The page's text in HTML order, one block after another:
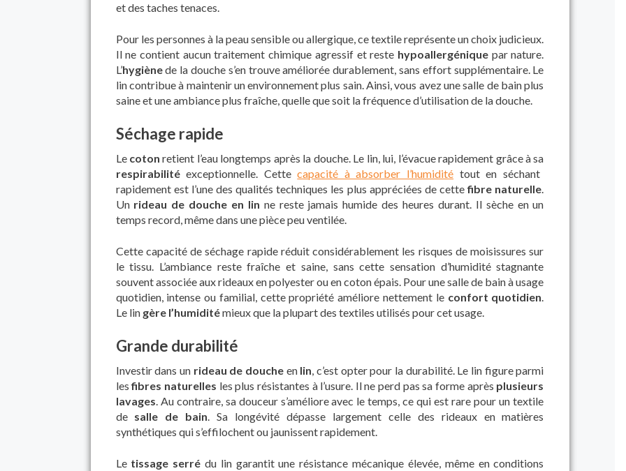
et des taches tenaces.
Pour les personnes à la peau sensible ou allergique, ce textile représente un choix judicieux.
Il ne contient aucun traitement chimique agressif et reste hypoallergénique par nature.
L’hygiènede la douche s’en trouve améliorée durablement, sans effort supplémentaire. Le
lin contribue à maintenir un environnement plus sain. Ainsi, vous avez une salle de bain plus
saine et une ambiance plus fraîche, quelle que soit la fréquence d’utilisation de la douche.
Séchage rapide
Le coton retient l’eau longtemps après la douche. Le lin, lui, l’évacue rapidement grâce à sa
respirabilitéexceptionnelle. Cette capacité à absorber l’humidité tout en séchant
rapidement est l’une des qualités techniques les plus appréciées de cettefibre naturelle.
Un rideau de douche en lin ne reste jamais humide des heures durant. Il sèche en un
temps record, même dans une pièce peu ventilée.
Cette capacité de séchage rapide réduit considérablement les risques de moisissures sur
le tissu. L’ambiance reste fraîche et saine, sans cette sensation d’humidité stagnante
souvent associée aux rideaux en polyester ou en coton épais. Pour une salle de bain à usage
quotidien, intense ou familial, cette propriété améliore nettement le confort quotidien.
Le lin gère l’humiditémieux que la plupart des textiles utilisés pour cet usage.
Grande durabilité
Investir dans un rideau de doucheen lin, c’est opter pour la durabilité. Le lin figure parmi
lesfibres naturelles les plus résistantes à l’usure. Il ne perd pas sa forme après plusieurs
lavages. Au contraire, sa douceur s’améliore avec le temps, ce qui est rare pour un textile
de salle de bain. Sa longévité dépasse largement celle des rideaux en matières
synthétiques qui s’effilochent ou jaunissent rapidement.
Le tissage serré du lin garantit une résistance mécanique élevée, même en conditions